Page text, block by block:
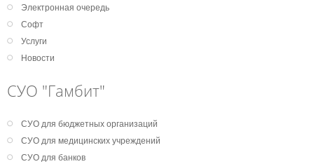
Электронная очередь
Софт
Услуги
Новости
СУО "Гамбит"
СУО для бюджетных организаций
СУО для медицинских учреждений
СУО для банков